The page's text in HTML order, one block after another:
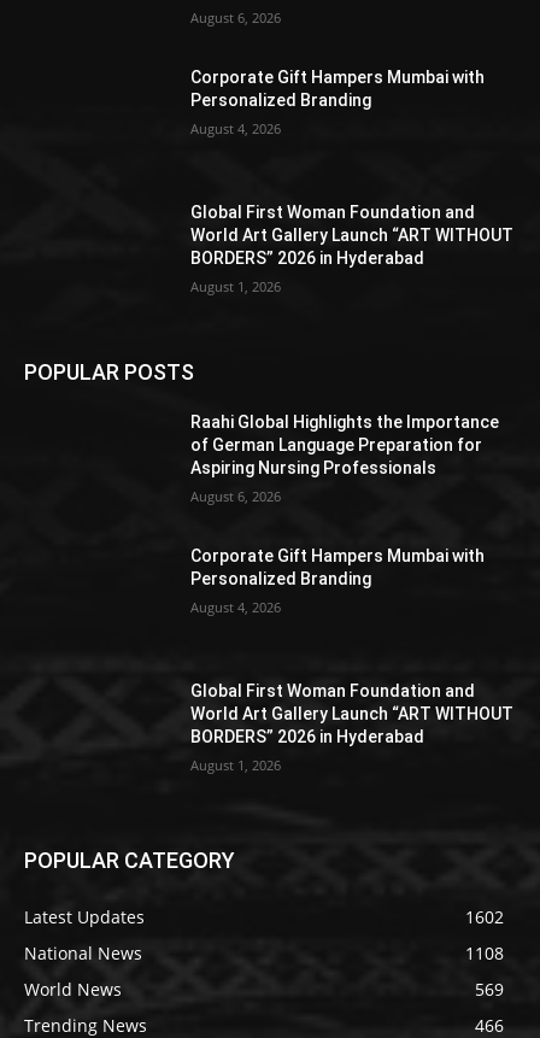
August 6, 2026
Corporate Gift Hampers Mumbai with
Personalized Branding
August 4, 2026
Global First Woman Foundation and
World Art Gallery Launch “ART WITHOUT
BORDERS” 2026 in Hyderabad
August 1, 2026
POPULAR POSTS
Raahi Global Highlights the Importance
of German Language Preparation for
Aspiring Nursing Professionals
August 6, 2026
Corporate Gift Hampers Mumbai with
Personalized Branding
August 4, 2026
Global First Woman Foundation and
World Art Gallery Launch “ART WITHOUT
BORDERS” 2026 in Hyderabad
August 1, 2026
POPULAR CATEGORY
Latest Updates
1602
National News
1108
World News
569
Trending News
466